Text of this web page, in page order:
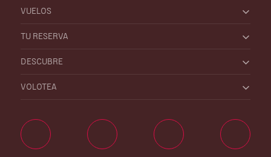
VUELOS
TU RESERVA
DESCUBRE
VOLOTEA